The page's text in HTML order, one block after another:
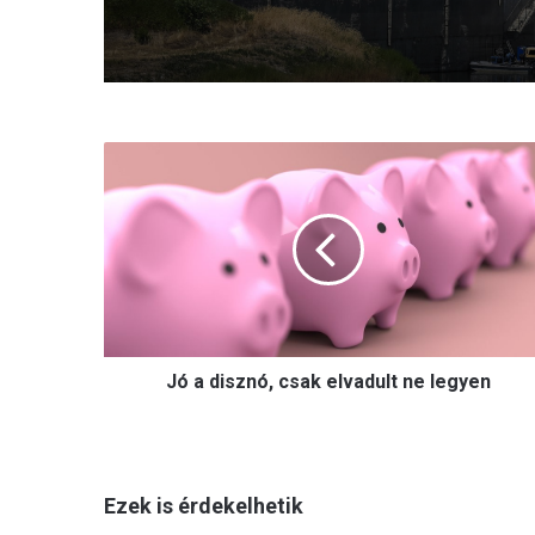
ó
e
Jó a disznó, csak elvadult ne legyen
Ezek is érdekelhetik